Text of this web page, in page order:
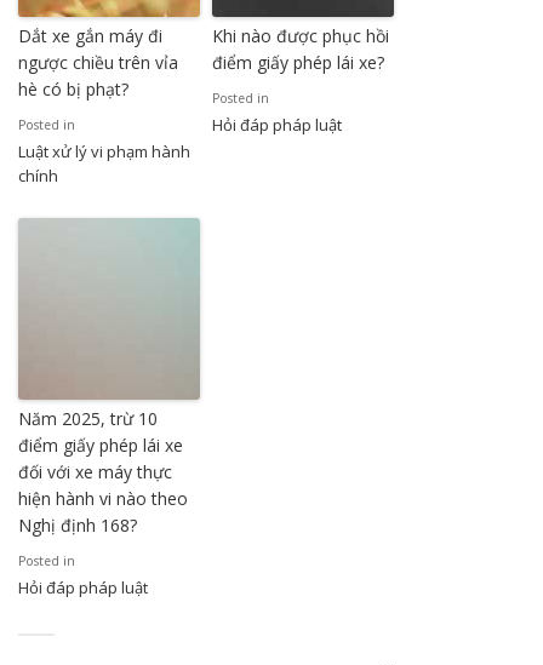
Dắt xe gắn máy đi
ngược chiều trên vỉa
hè có bị phạt?
Posted in
Luật xử lý vi phạm hành
chính
Khi nào được phục hồi
điểm giấy phép lái xe?
Posted in
Hỏi đáp pháp luật
Năm 2025, trừ 10
điểm giấy phép lái xe
đối với xe máy thực
hiện hành vi nào theo
Nghị định 168?
Posted in
Hỏi đáp pháp luật